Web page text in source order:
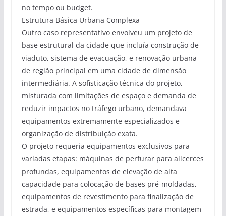
no tempo ou budget.
Estrutura Básica Urbana Complexa
Outro caso representativo envolveu um projeto de
base estrutural da cidade que incluía construção de
viaduto, sistema de evacuação, e renovação urbana
de região principal em uma cidade de dimensão
intermediária. A sofisticação técnica do projeto,
misturada com limitações de espaço e demanda de
reduzir impactos no tráfego urbano, demandava
equipamentos extremamente especializados e
organização de distribuição exata.
O projeto requeria equipamentos exclusivos para
variadas etapas: máquinas de perfurar para alicerces
profundas, equipamentos de elevação de alta
capacidade para colocação de bases pré-moldadas,
equipamentos de revestimento para finalização de
estrada, e equipamentos específicas para montagem